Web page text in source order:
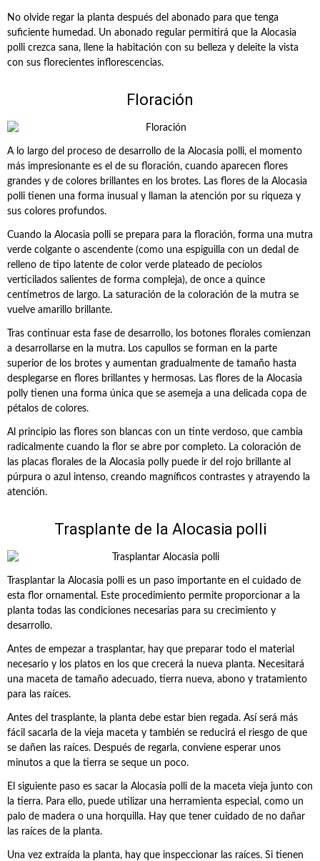
No olvide regar la planta después del abonado para que tenga
suficiente humedad. Un abonado regular permitirá que la Alocasia
polli crezca sana, llene la habitación con su belleza y deleite la vista
con sus florecientes inflorescencias.
Floración
A lo largo del proceso de desarrollo de la Alocasia polli, el momento
más impresionante es el de su floración, cuando aparecen flores
grandes y de colores brillantes en los brotes. Las flores de la Alocasia
polli tienen una forma inusual y llaman la atención por su riqueza y
sus colores profundos.
Cuando la Alocasia polli se prepara para la floración, forma una mutra
verde colgante o ascendente (como una espiguilla con un dedal de
relleno de tipo latente de color verde plateado de pecíolos
verticilados salientes de forma compleja), de once a quince
centímetros de largo. La saturación de la coloración de la mutra se
vuelve amarillo brillante.
Tras continuar esta fase de desarrollo, los botones florales comienzan
a desarrollarse en la mutra. Los capullos se forman en la parte
superior de los brotes y aumentan gradualmente de tamaño hasta
desplegarse en flores brillantes y hermosas. Las flores de la Alocasia
polly tienen una forma única que se asemeja a una delicada copa de
pétalos de colores.
Al principio las flores son blancas con un tinte verdoso, que cambia
radicalmente cuando la flor se abre por completo. La coloración de
las placas florales de la Alocasia polly puede ir del rojo brillante al
púrpura o azul intenso, creando magníficos contrastes y atrayendo la
atención.
Trasplante de la Alocasia polli
Trasplantar la Alocasia polli es un paso importante en el cuidado de
esta flor ornamental. Este procedimiento permite proporcionar a la
planta todas las condiciones necesarias para su crecimiento y
desarrollo.
Antes de empezar a trasplantar, hay que preparar todo el material
necesario y los platos en los que crecerá la nueva planta. Necesitará
una maceta de tamaño adecuado, tierra nueva, abono y tratamiento
para las raíces.
Antes del trasplante, la planta debe estar bien regada. Así será más
fácil sacarla de la vieja maceta y también se reducirá el riesgo de que
se dañen las raíces. Después de regarla, conviene esperar unos
minutos a que la tierra se seque un poco.
El siguiente paso es sacar la Alocasia polli de la maceta vieja junto con
la tierra. Para ello, puede utilizar una herramienta especial, como un
palo de madera o una horquilla. Hay que tener cuidado de no dañar
las raíces de la planta.
Una vez extraída la planta, hay que inspeccionar las raíces. Si tienen